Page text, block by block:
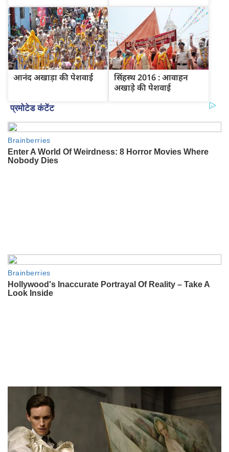
आनंद अखाड़ा की पेशवाई
सिंहस्थ 2016 : आवाहन
अखाड़े की पेशवाई